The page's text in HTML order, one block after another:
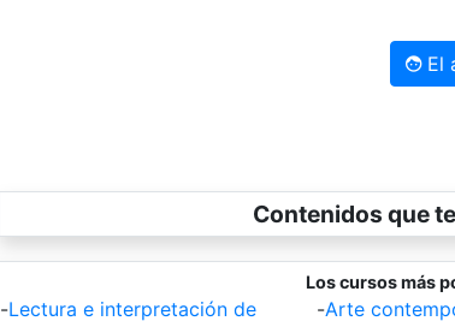
El
Contenidos que
Los cursos más
-Lectura e interpretación de
-Arte